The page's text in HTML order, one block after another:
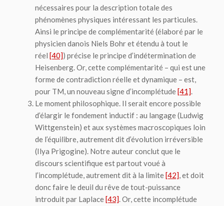
nécessaires pour la description totale des
phénomènes physiques intéressant les particules.
Ainsi le principe de complémentarité (élaboré par le
physicien danois Niels Bohr et étendu à tout le
réel [40]) précise le principe d’indétermination de
Heisenberg. Or, cette complémentarité – qui est une
forme de contradiction réelle et dynamique – est,
pour TM, un nouveau signe d’incomplétude[41].
Le momentphilosophique. Il serait encore possible
d’élargir le fondement inductif : au langage (Ludwig
Wittgenstein) et aux systèmes macroscopiques loin
de l’équilibre, autrement dit d’évolution irréversible
(Ilya Prigogine). Notre auteur conclut que le
discours scientifique est partout voué à
l’incomplétude, autrement dit à la limite[42], et doit
donc faire le deuil du rêve de tout-puissance
introduit par Laplace[43]. Or, cette incomplétude